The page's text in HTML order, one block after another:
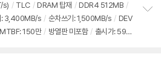
리
뷰
s) / TLC / DRAM 탑재 / DDR4 512MB /
: 3,400MB/s / 순차쓰기: 1,500MB/s / DEV
MTBF: 150만 / 방열판 미포함 / 출시가: 599,